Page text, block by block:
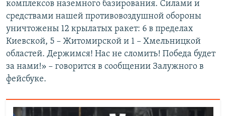
комплексов наземного базирования. Силами и
средствами нашей противовоздушной обороны
уничтожены 12 крылатых ракет: 6 в пределах
Киевской, 5 – Житомирской и 1 – Хмельницкой
областей. Держимся! Нас не сломить! Победа будет
за нами!» – говорится в сообщении Залужного в
фейсбуке.